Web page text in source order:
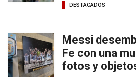
DESTACADOS
Messi
Fe con una
fotos y